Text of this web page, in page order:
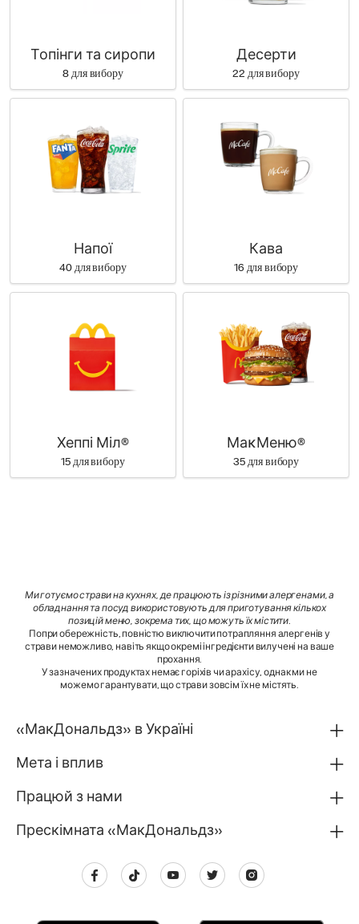
Топінги та сиропи
8 для вибору
Десерти
22 для вибору
Напої
40 для вибору
Кава
16 для вибору
Хеппі Міл®
15 для вибору
МаĸМеню®
35 для вибору
Ми готуємо страви на кухнях, де працюють із різними алергенами, а
обладнання та посуд використовують для приготування кількох
позицій меню, зокрема тих, що можуть їх містити.
Попри обережність, повністю виключити потрапляння алергенів у
страви неможливо, навіть якщо окремі інгредієнти вилучені на ваше
прохання.
У зазначених продуктах немає горіхів чи арахісу, однак ми не
можемо гарантувати, що страви зовсім їх не містять.
«МакДональдз» в Україні
Мета і вплив
Працюй з нами
Прескімната «МакДональдз»